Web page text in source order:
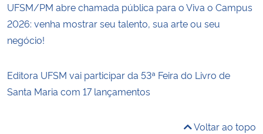
UFSM/PM abre chamada pública para o Viva o Campus
2026: venha mostrar seu talento, sua arte ou seu
negócio!
Editora UFSM vai participar da 53ª Feira do Livro de
Santa Maria com 17 lançamentos
Voltar ao topo